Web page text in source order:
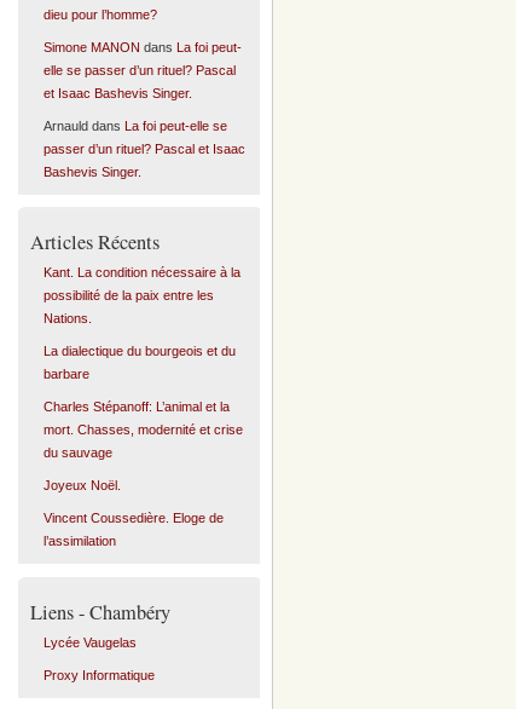
dieu pour l’homme?
Simone MANON dans La foi peut-
elle se passer d’un rituel? Pascal
et Isaac Bashevis Singer.
Arnaulddans La foi peut-elle se
passer d’un rituel? Pascal et Isaac
Bashevis Singer.
Articles Récents
Kant. La condition nécessaire à la
possibilité de la paix entre les
Nations.
La dialectique du bourgeois et du
barbare
Charles Stépanoff: L’animal et la
mort. Chasses, modernité et crise
du sauvage
Joyeux Noël.
Vincent Coussedière. Eloge de
l’assimilation
Liens - Chambéry
Lycée Vaugelas
Proxy Informatique